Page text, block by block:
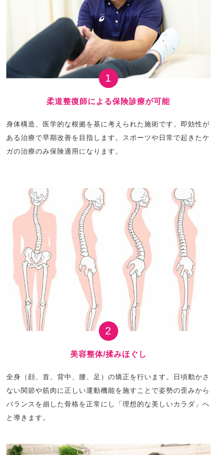
1
柔道整復師による保険診療が可能
身体構造、医学的な根拠を基に考えられた施術です。即効性が
ある治療で早期改善を目指します。スポーツや日常で起きたケ
ガの治療のみ保険適用になります。
2
美容整体/揉みほぐし
全身（顔、首、背中、腰、足）の矯正を行います。日頃動かさ
ない関節や筋肉に正しい運動機能を施すことで姿勢の歪みから
バランスを崩した骨格を正常にし「理想的な美しいカラダ」へ
と導きます。